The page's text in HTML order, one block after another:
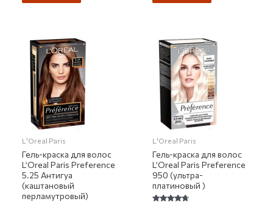
L'Oreal Paris
Гель-краска для волос
L’Oreal Paris Preference
5.25 Антигуа
(каштановый
перламутровый)
L'Oreal Paris
Гель-краска для волос
L’Oreal Paris Preference
950 (ультра-
платиновый )